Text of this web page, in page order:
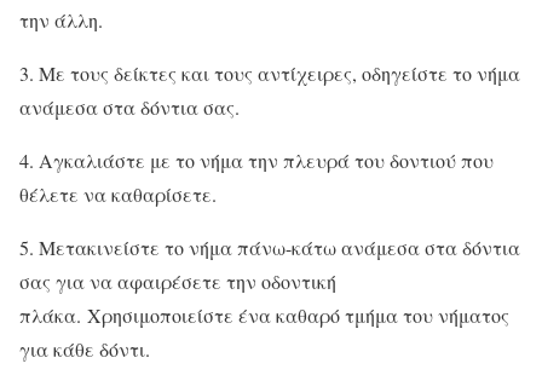
την άλλη.
3. Με τους δείκτες και τους αντίχειρες, οδηγείστε το νήμα
ανάμεσα στα δόντια σας.
4. Αγκαλιάστε με το νήμα την πλευρά του δοντιού που
θέλετε να καθαρίσετε.
5. Μετακινείστε το νήμα πάνω-κάτω ανάμεσα στα δόντια
σας για να αφαιρέσετε την οδοντική
πλάκα. Χρησιμοποιείστε ένα καθαρό τμήμα του νήματος
για κάθε δόντι.